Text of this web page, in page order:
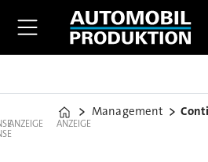
Home
Management
ANZEIGE ANZEIGE